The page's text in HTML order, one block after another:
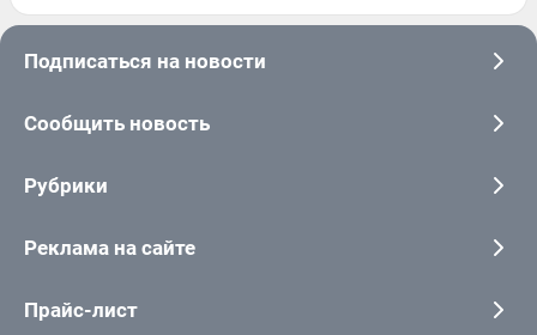
Подписаться на новости
Сообщить новость
Рубрики
Реклама на сайте
Прайс-лист